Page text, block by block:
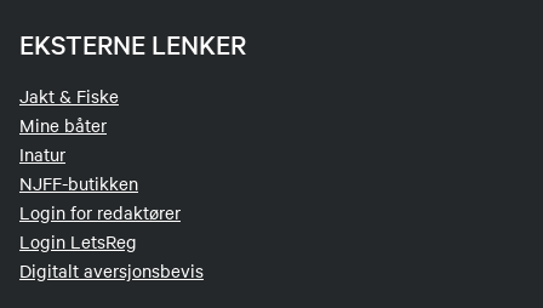
EKSTERNE LENKER
Jakt & Fiske
Mine båter
Inatur
NJFF-butikken
Login for redaktører
Login LetsReg
Digitalt aversjonsbevis